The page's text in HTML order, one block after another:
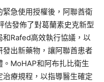
急使用授權後，阿聯酋衛
估發佈了對葛蘭素史克新型
Rafed高效執行協議，以
出新藥物，讓阿聯酋患者
MoHAP和阿布扎比衛生
療規程，以指導醫生確定